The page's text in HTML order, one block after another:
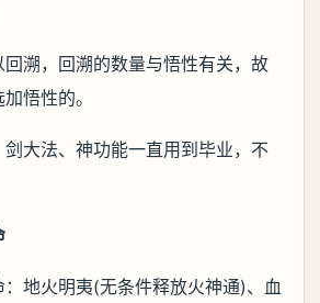
溯，回溯的数量与悟性有关，故
悟性的。
剑大法、神功能一直用到毕业，不
地火明夷(无条件释放火神通)、血